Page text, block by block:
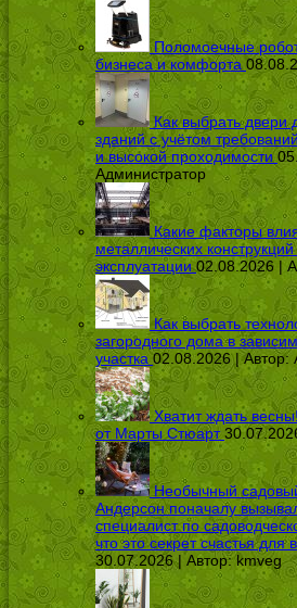
Поломоечные
бизнеса и комфорта
Как выбрать двери
зданий с учётом
и высокой проходимости
Администратор
Какие факторы
металлических
эксплуатации 02.08.2026 |
Как выбрать
загородного дома в
участка 02.08.2026 | Автор:
Хватит ждать
от Марты Стюарт
Необычный
Андерсон поначалу
специалист по
что это секрет счастья для
30.07.2026 | Автор:kmveg